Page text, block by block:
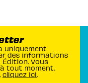
uniquement
des informations
Vous
tout moment.
cliquez ici.